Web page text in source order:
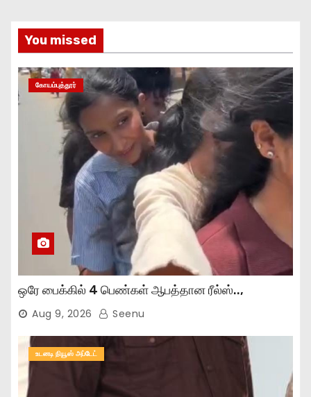
You missed
கோயம்புத்தூர்
ஒரே பைக்கில் 4 பெண்கள் ஆபத்தான ரீல்ஸ்..,
Aug 9, 2026 Seenu
உடனடி நியூஸ் அப்டேட்